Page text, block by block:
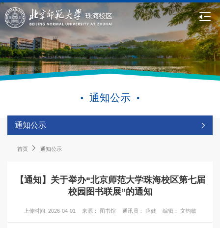
通知公示
通知公示
首页 通知公示
【通知】关于举办“北京师范大学珠海校区第七届
校园图书联展”的通知
上传时间: 2026-04-01 来源： 图书馆 通讯员： 薛健 编辑： 文钧敏